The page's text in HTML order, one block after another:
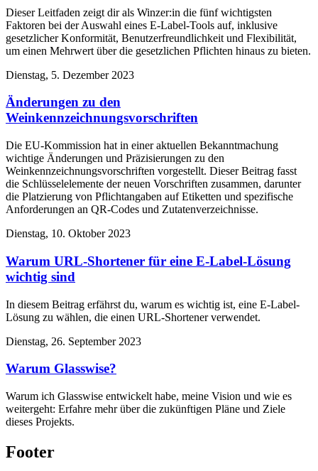
Dieser Leitfaden zeigt dir als Winzer:in die fünf wichtigsten
Faktoren bei der Auswahl eines E-Label-Tools auf, inklusive
gesetzlicher Konformität, Benutzerfreundlichkeit und Flexibilität,
um einen Mehrwert über die gesetzlichen Pflichten hinaus zu bieten.
Dienstag, 5. Dezember 2023
Änderungen zu den
Weinkennzeichnungsvorschriften
Die EU-Kommission hat in einer aktuellen Bekanntmachung
wichtige Änderungen und Präzisierungen zu den
Weinkennzeichnungsvorschriften vorgestellt. Dieser Beitrag fasst
die Schlüsselelemente der neuen Vorschriften zusammen, darunter
die Platzierung von Pflichtangaben auf Etiketten und spezifische
Anforderungen an QR-Codes und Zutatenverzeichnisse.
Dienstag, 10. Oktober 2023
Warum URL-Shortener für eine E-Label-Lösung
wichtig sind
In diesem Beitrag erfährst du, warum es wichtig ist, eine E-Label-
Lösung zu wählen, die einen URL-Shortener verwendet.
Dienstag, 26. September 2023
Warum Glasswise?
Warum ich Glasswise entwickelt habe, meine Vision und wie es
weitergeht: Erfahre mehr über die zukünftigen Pläne und Ziele
dieses Projekts.
Footer